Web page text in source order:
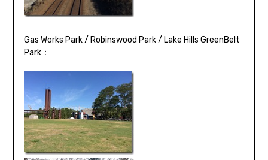
Gas Works Park / Robinswood Park / Lake Hills GreenBelt
Park：